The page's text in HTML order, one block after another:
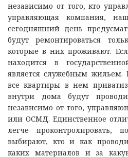
независимо от того, кто
управляющая компания,
сегодняшний день
будут ремонтироваться
которые в них проживают.
находится в
является служебным
все квартиры в нем
внутри дома будут
независимо от того,
или ОСМД. Единственное
легче
выбирают, кто и как
каких материалов и за